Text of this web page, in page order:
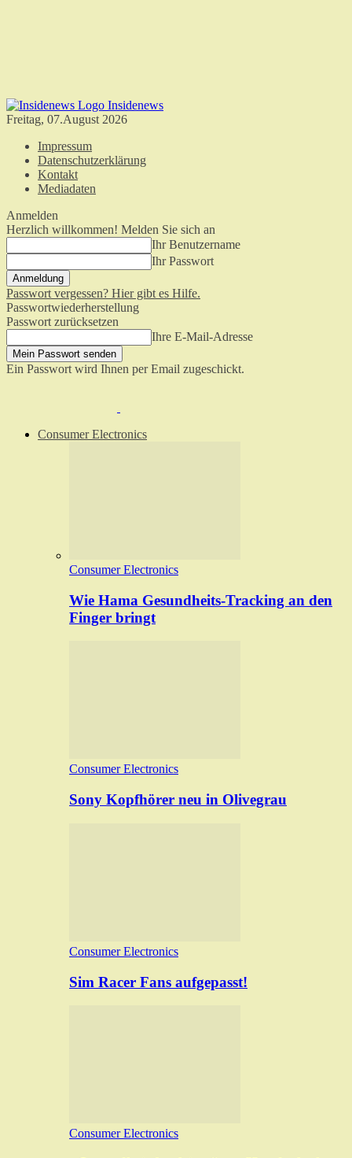
Insidenews
Freitag, 07.August 2026
Impressum
Datenschutzerklärung
Kontakt
Mediadaten
Anmelden
Herzlich willkommen! Melden Sie sich an
Ihr Benutzername
Ihr Passwort
Passwort vergessen? Hier gibt es Hilfe.
Passwortwiederherstellung
Passwort zurücksetzen
Ihre E-Mail-Adresse
Ein Passwort wird Ihnen per Email zugeschickt.
Consumer Electronics
Consumer Electronics
Wie Hama Gesundheits-Tracking an den
Finger bringt
Consumer Electronics
Sony Kopfhörer neu in Olivegrau
Consumer Electronics
Sim Racer Fans aufgepasst!
Consumer Electronics